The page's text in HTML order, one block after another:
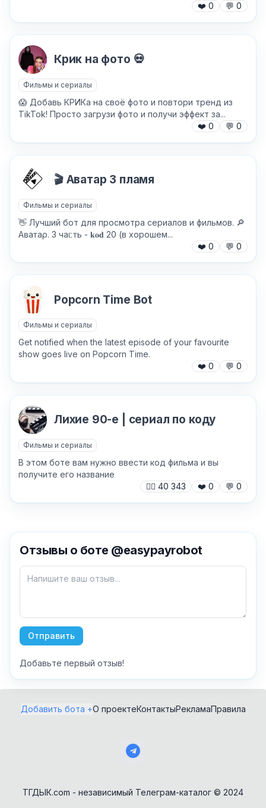
Как добавить бота?
чата
антиспам
Нейросети
Хочу получить ответ на email
Отправить
❤️ 0 💬 0
Крик на фото 💀
Фильмы и сериалы
😱 Добавь КРИКа на своё фото и повтори тренд из
TikTok! Просто загрузи фото и получи эффект за...
❤️ 0 💬 0
🎬 Аватар 3 пламя
Фильмы и сериалы
👋 Лучший бот для просмотра сериалов и фильмов. 🔎
Аʙаᴛаρ. 3 чаᥴᴛь - 𝐤𝐨𝐝 20 (в хорошем...
❤️ 0 💬 0
Popcorn Time Bot
Фильмы и сериалы
Get notified when the latest episode of your favourite
show goes live on Popcorn Time.
❤️ 0 💬 0
Лихие 90-е | сериал по коду
Фильмы и сериалы
В этом боте вам нужно ввести код фильма и вы
получите его название
🙍‍♂️ 40 343 ❤️ 0 💬 0
Отзывы о боте @easypayrobot
Отправить
Добавьте первый отзыв!
Добавить бота +О проектеКонтактыРекламаПравила
ТГДЫК.com - независимый Телеграм-каталог © 2024